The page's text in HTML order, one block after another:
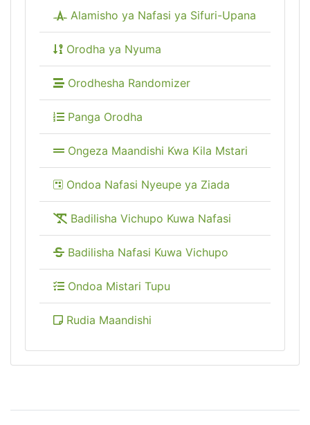
Alamisho ya Nafasi ya Sifuri-Upana
Orodha ya Nyuma
Orodhesha Randomizer
Panga Orodha
Ongeza Maandishi Kwa Kila Mstari
Ondoa Nafasi Nyeupe ya Ziada
Badilisha Vichupo Kuwa Nafasi
Badilisha Nafasi Kuwa Vichupo
Ondoa Mistari Tupu
Rudia Maandishi